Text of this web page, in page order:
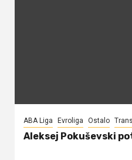
ABA Liga Evroliga Ostalo
Aleksej Pokuševski